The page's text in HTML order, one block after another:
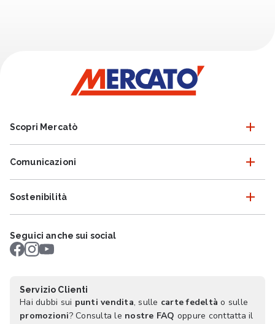
Scopri Mercatò
Comunicazioni
Sostenibilità
Seguici anche sui social
Servizio Clienti
Hai dubbi sui punti vendita, sulle carte fedeltà o sulle
promozioni? Consulta le nostre FAQ oppure conttatta il